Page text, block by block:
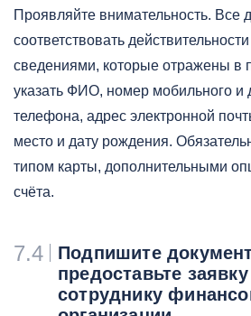
Проявляйте внимательность. Все
соответствовать
сведениями, которые отражены в
указать ФИО, номер мобильного и
телефона, адрес электронной
место и дату рождения.
типом карты, дополнительными
счёта.
7.4
Подпишите
предоставьте
сотруднику